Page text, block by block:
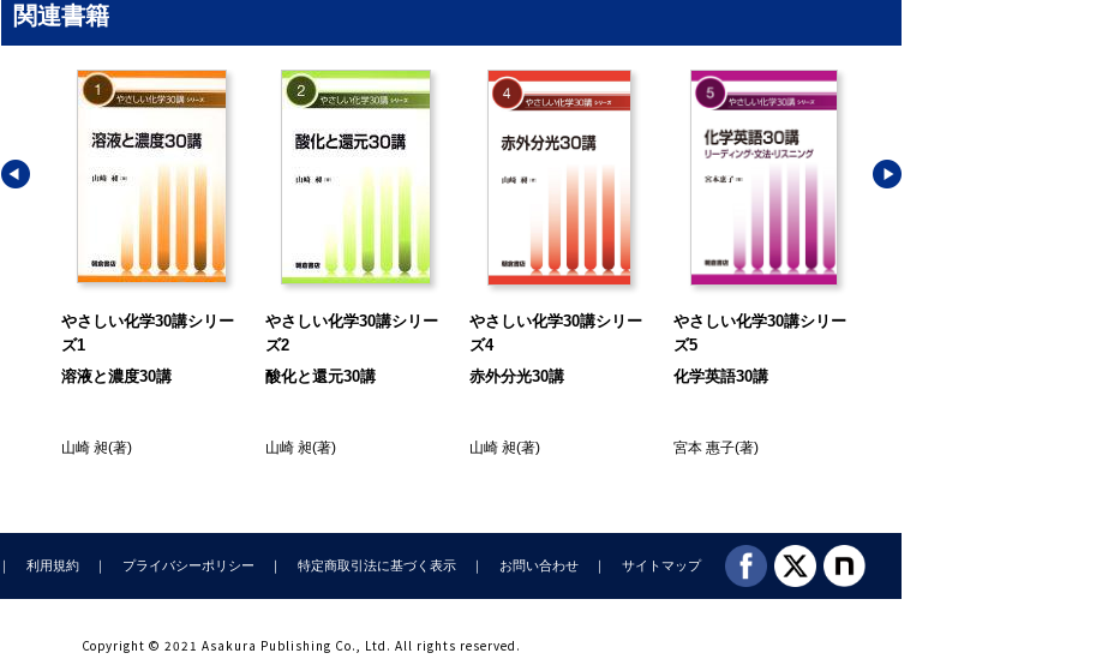
Tea Time：アルカリによる人体の処理
第18講 ハメットの酸度関数
Tea Time：銅版画と強水
第19講 超 強 酸
Tea Time：強リン酸
第20講 非水溶液系における酸と塩基
Tea Time：危険なはずの酸の溶液の調製法
第21講 キャディ‒エルゼイの酸・塩基など
Tea Time：真っ白な嘘
第22講 固体の酸と固体の塩基
Tea Time：「ボラウォッシュ」
第23講 ルイスの酸・塩基の定義
Tea Time：ソーダの産地と恐竜の化石
第25講 相乗効果（シナジズム）
第28講 ドナー数の予測・推定
関連書籍
やさしい化学30講シリー
ズ1
溶液と濃度30講
山崎 昶(著)
やさしい化学30講シリー
ズ2
酸化と還元30講
山崎 昶(著)
やさしい化学30講シリー
ズ4
赤外分光30講
山崎 昶(著)
やさしい化学30講シリー
ズ5
化学英語30講
宮本 惠子(著)
利用規約 プライバシーポリシー 特定商取引法に基づく表示 お問い合わせ サイトマップ
Copyright © 2021 Asakura Publishing Co., Ltd. All rights reserved.